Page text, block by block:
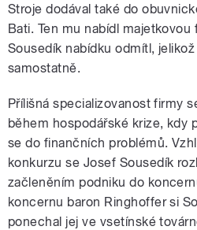
Stroje dodával také do
Bati. Ten mu nabídl
Sousedík nabídku odmítl,
samostatně.
Přílišná specializovanost firmy
během hospodářské krize, kdy
se do finančních problémů.
konkurzu se Josef Sousedík
začleněním podniku do
koncernu baron Ringhoffer si
ponechal jej ve vsetínské